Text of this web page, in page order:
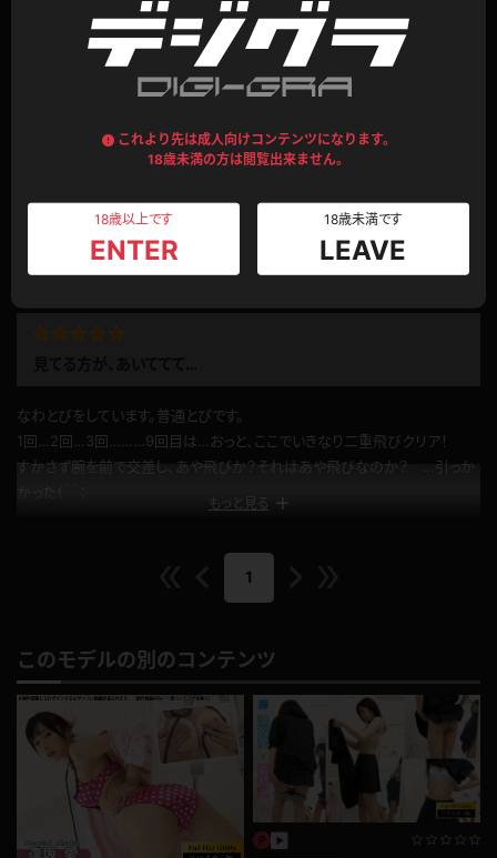
これより先は成人向けコンテンツになります。
18歳未満の方は閲覧出来ません。
18歳以上です
ENTER
18歳未満です
LEAVE
こんなにかわいいのに・・・！
こちら側の要望に応える動きをしてくれますね！
東宝新吉
このレビューは参考になりましたか？
なわとびをしています。普通とびです。
1回…2回…3回………9回目は…おっと、ここでいきなり二重飛びクリア！
すかさず腕を前で交差し、あや飛びか？それはあや飛びなのか？ …引っか
いきなりあや飛びへもっていこうとしたせいか、3回で…
普通とびです。27回クリアです！
「もう！こんなことで汗かくとは思わなかった」と言わんばかりの表情で呼吸
を整える…
そんな、準備運動が終わった後ですから…締め付ける力が違います（＾＾；
あいててて…
公開日：2012.09.13
もっと見る
1
このモデルの別のコンテンツ